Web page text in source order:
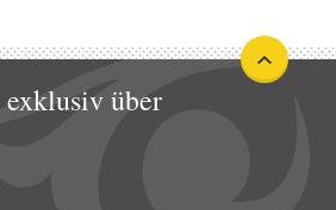
exklusiv über